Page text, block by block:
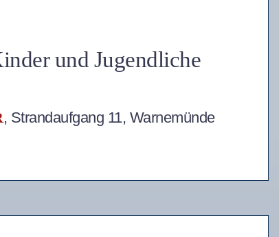
und Jugendliche
, Strandaufgang 11, Warnemünde